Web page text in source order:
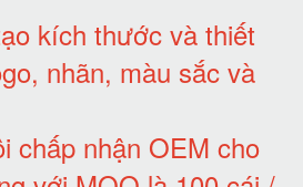
kích thước và thiết
nhãn, màu sắc và
chấp nhận OEM cho